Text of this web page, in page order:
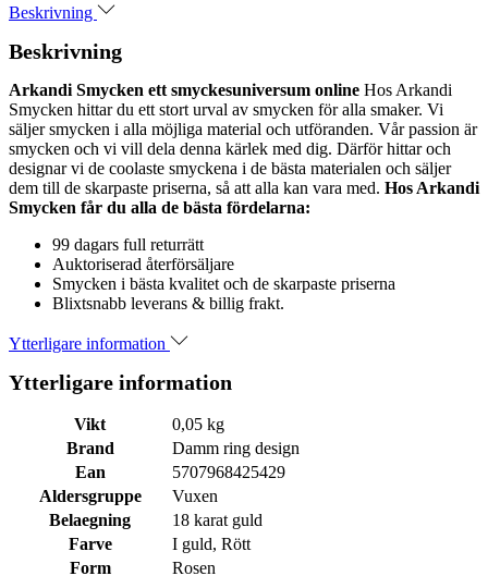
Beskrivning
Beskrivning
Arkandi Smycken ett smyckesuniversum online Hos Arkandi
Smycken hittar du ett stort urval av smycken för alla smaker. Vi
säljer smycken i alla möjliga material och utföranden. Vår passion är
smycken och vi vill dela denna kärlek med dig. Därför hittar och
designar vi de coolaste smyckena i de bästa materialen och säljer
dem till de skarpaste priserna, så att alla kan vara med. Hos Arkandi
Smycken får du alla de bästa fördelarna:
99 dagars full returrätt
Auktoriserad återförsäljare
Smycken i bästa kvalitet och de skarpaste priserna
Blixtsnabb leverans & billig frakt.
Ytterligare information
Ytterligare information
Vikt
0,05 kg
Brand
Damm ring design
Ean
5707968425429
Aldersgruppe
Vuxen
Belaegning
18 karat guld
Farve
I guld, Rött
Form
Rosen